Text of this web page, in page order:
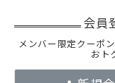
メンバー限定クーポ
おト